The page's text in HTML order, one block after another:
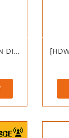
[HDIWD30PURZ] WESTERN DIGITAL PURPLE SURVEILLANCE 3TB SATA 6.0 Gbps 5400RPM 64MB 3.5"